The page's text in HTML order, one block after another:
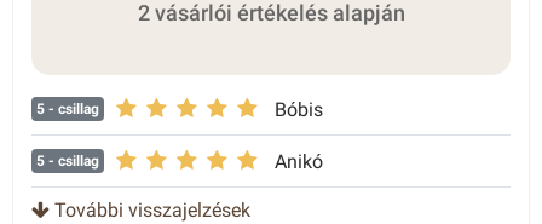
2 vásárlói értékelés alapján
5 - csillag Bóbis
5 - csillag Anikó
További visszajelzések